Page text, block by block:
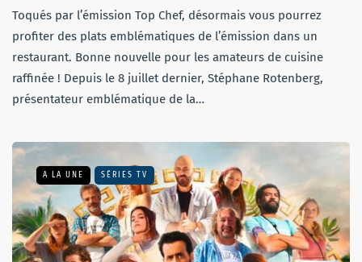
Toqués par l’émission Top Chef, désormais vous pourrez
profiter des plats emblématiques de l’émission dans un
restaurant. Bonne nouvelle pour les amateurs de cuisine
raffinée ! Depuis le 8 juillet dernier, Stéphane Rotenberg,
présentateur emblématique de la…
A LA UNE SÉRIES TV